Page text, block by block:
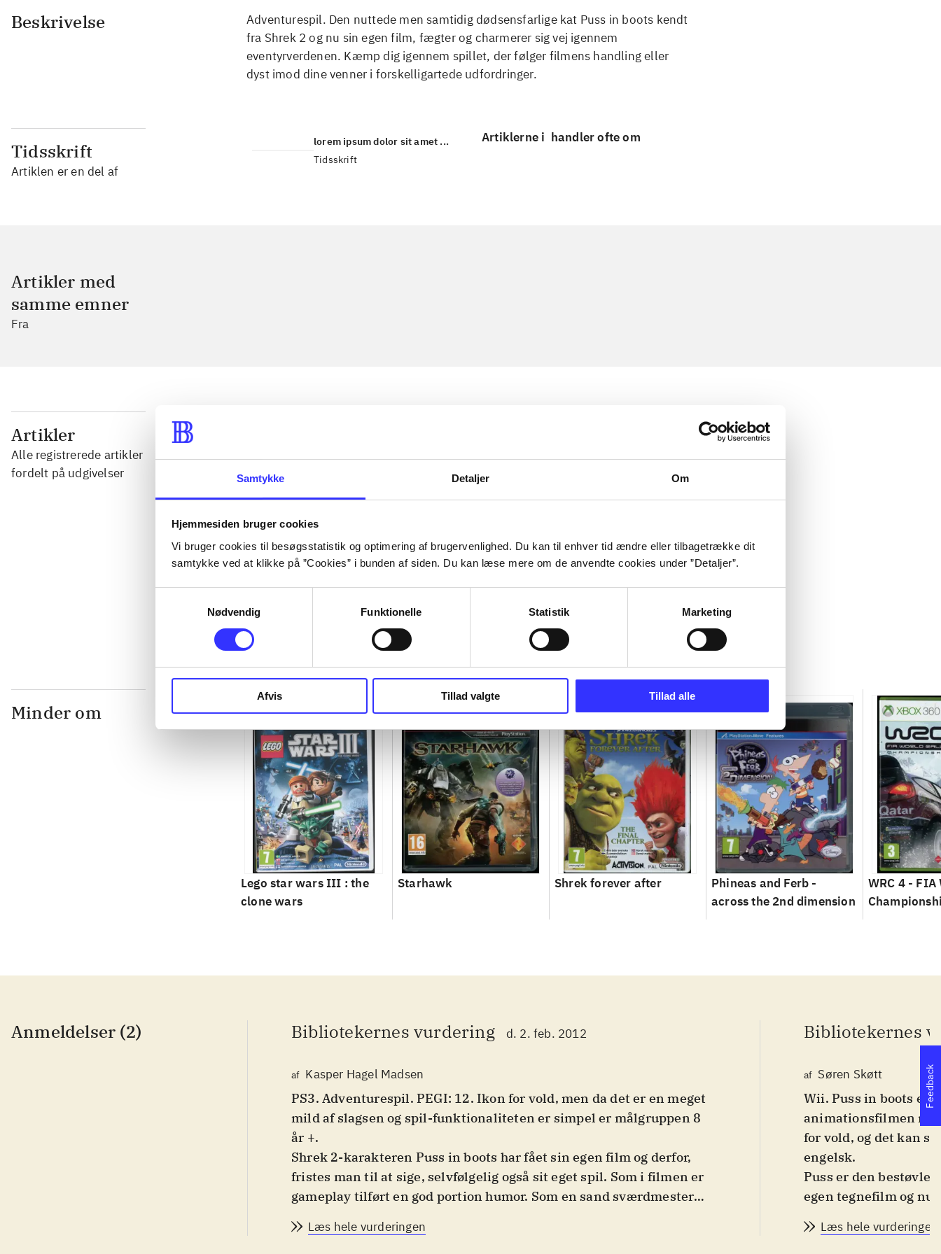
Samtykke Detaljer Om
Hjemmesiden bruger cookies
Vi bruger cookies til besøgsstatistik og optimering af brugervenlighed. Du kan til enhver tid ændre eller tilbagetrække dit
samtykke ved at klikke på ”Cookies” i bunden af siden. Du kan læse mere om de anvendte cookies under ”Detaljer”.
Nødvendig
Funktionelle Statistik Marketing
Afvis Tillad valgte Tillad alle
Beskrivelse
Adventurespil. Den nuttede men samtidig dødsensfarlige kat Puss in boots kendt
fra Shrek 2 og nu sin egen film, fægter og charmerer sig vej igennem
eventyrverdenen. Kæmp dig igennem spillet, der følger filmens handling eller
dyst imod dine venner i forskelligartede udfordringer.
Tidsskrift
Artiklen er en del af
lorem ipsum dolor sit amet ...
Tidsskrift
Artiklerne i handler ofte om
Artikler med
samme emner
Fra
Artikler
Alle registrerede artikler
fordelt på udgivelser
...
...
Minder om
Lego star wars III : the
clone wars
Starhawk Shrek forever after
Phineas and Ferb -
across the 2nd dimension
WRC 4 -
Anmeldelser (2) Bibliotekernes vurdering d. 2. feb. 2012
af Kasper Hagel Madsen
PS3. Adventurespil. PEGI: 12. Ikon for vold, men da det er en meget
mild af slagsen og spil-funktionaliteten er simpel er målgruppen 8
år +.
Shrek 2-karakteren Puss in boots har fået sin egen film og derfor,
fristes man til at sige, selvfølgelig også sit eget spil. Som i filmen er
gameplay tilført en god portion humor. Som en sand sværdmester
kradse modstanderne eller sparke dem med de berømte støvler, så
Læs hele vurderingen
Bibliotekernes
af Søren Skøtt
Wii. Puss in boots er
animationsfilmen
for vold, og det kan
engelsk.
Puss er den
egen tegnefilm og nu
den gyldne gås.
Læs hele vurderingen
Feedback